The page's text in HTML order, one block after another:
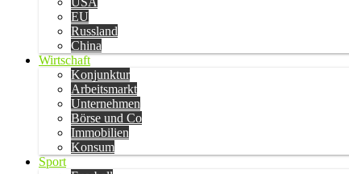
EU
Russland
China
Wirtschaft
Konjunktur
Arbeitsmarkt
Unternehmen
Börse und Co
Immobilien
Konsum
Sport